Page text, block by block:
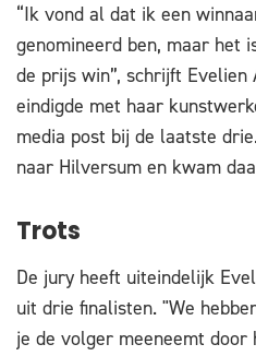
“Ik vond al dat ik een
genomineerd ben, maar het
de prijs win”, schrijft Evelien
eindigde met haar
media post bij de laatste
naar Hilversum en kwam
Trots
De jury heeft uiteindelijk
uit drie finalisten. "We
je de volger meeneemt